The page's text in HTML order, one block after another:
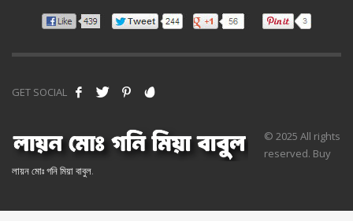
GET SOCIAL
© 2025 All rights
reserved. Buy
লায়ন মোঃ গনি মিয়া বাবুল.